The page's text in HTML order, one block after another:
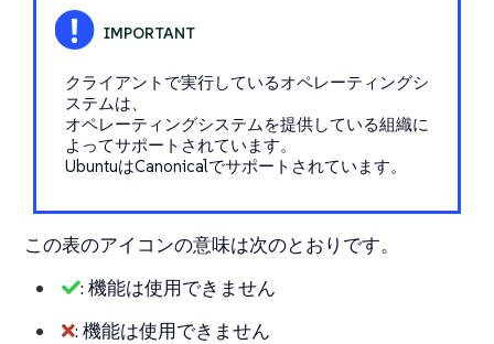
クライアントで実行しているオペレーティングシ
ステムは、
オペレーティングシステムを提供している組織に
よってサポートされています。
UbuntuはCanonicalでサポートされています。
この表のアイコンの意味は次のとおりです。
: 機能は使用できません
: 機能は使用できません